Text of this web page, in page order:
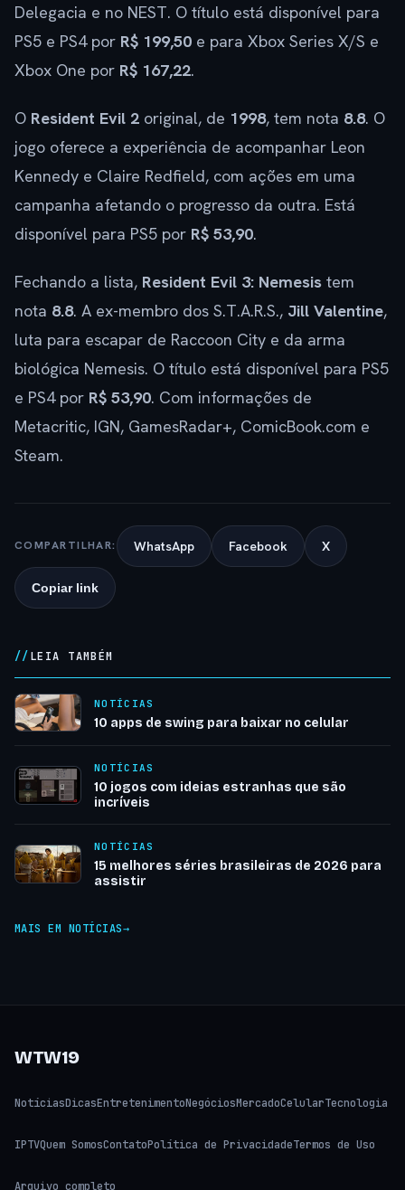
Delegacia e no NEST. O título está disponível para
PS5 e PS4 por R$ 199,50 e para Xbox Series X/S e
Xbox One por R$ 167,22.
O Resident Evil 2 original, de 1998, tem nota 8.8. O
jogo oferece a experiência de acompanhar Leon
Kennedy e Claire Redfield, com ações em uma
campanha afetando o progresso da outra. Está
disponível para PS5 por R$ 53,90.
Fechando a lista, Resident Evil 3: Nemesis tem
nota 8.8. A ex-membro dos S.T.A.R.S., Jill Valentine,
luta para escapar de Raccoon City e da arma
biológica Nemesis. O título está disponível para PS5
e PS4 por R$ 53,90. Com informações de
Metacritic, IGN, GamesRadar+, ComicBook.com e
Steam.
COMPARTILHAR: WhatsApp Facebook X
Copiar link
LEIA TAMBÉM
NOTÍCIAS
10 apps de swing para baixar no celular
NOTÍCIAS
10 jogos com ideias estranhas que são
incríveis
NOTÍCIAS
15 melhores séries brasileiras de 2026 para
assistir
MAIS EM NOTÍCIAS
WTW19
NotíciasDicasEntretenimentoNegóciosMercadoCelularTecnologia
IPTVQuem SomosContatoPolítica de PrivacidadeTermos de Uso
Arquivo completo